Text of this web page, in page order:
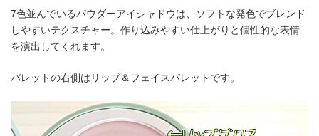
7色並んでいるパウダーアイシャドウは、ソフトな発色でブレンド
しやすいテクスチャー。作り込みやすい仕上がりと個性的な表情
を演出してくれます。
パレットの右側はリップ＆フェイスパレットです。